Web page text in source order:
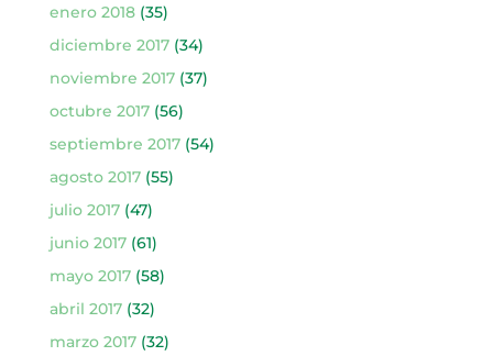
enero 2018(35)
diciembre 2017(34)
noviembre 2017(37)
octubre 2017(56)
septiembre 2017(54)
agosto 2017(55)
julio 2017(47)
junio 2017(61)
mayo 2017(58)
abril 2017(32)
marzo 2017(32)